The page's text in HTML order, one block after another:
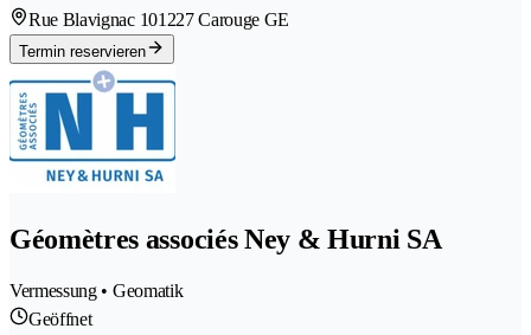
Rue Blavignac 101227 Carouge GE
Termin reservieren
Géomètres associés Ney & Hurni SA
Vermessung • Geomatik
Geöffnet